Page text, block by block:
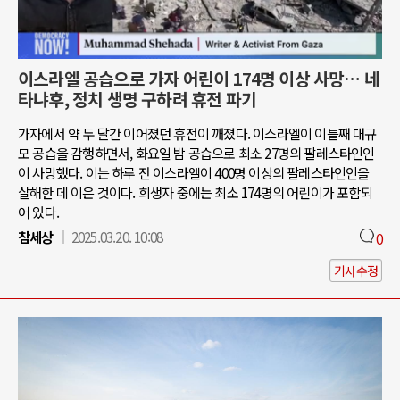
이스라엘 공습으로 가자 어린이 174명 이상 사망… 네
타냐후, 정치 생명 구하려 휴전 파기
가자에서 약 두 달간 이어졌던 휴전이 깨졌다. 이스라엘이 이틀째 대규
모 공습을 감행하면서, 화요일 밤 공습으로 최소 27명의 팔레스타인인
이 사망했다. 이는 하루 전 이스라엘이 400명 이상의 팔레스타인인을
살해한 데 이은 것이다. 희생자 중에는 최소 174명의 어린이가 포함되
어 있다.
참세상
2025.03.20. 10:08 0
기사수정